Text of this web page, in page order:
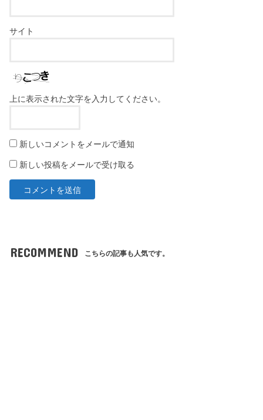
サイト
上に表示された文字を入力してください。
新しいコメントをメールで通知
新しい投稿をメールで受け取る
RECOMMEND こちらの記事も人気です。